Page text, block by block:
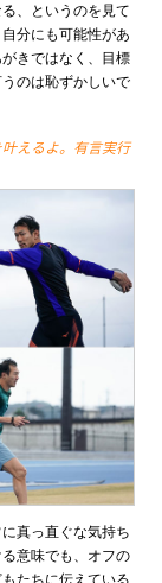
、というのを見て
分にも可能性があ
きではなく、目標
のは恥ずかしいで
えるよ。有言実行
真っ直ぐな気持ち
意味でも、オフの
たちに伝えている